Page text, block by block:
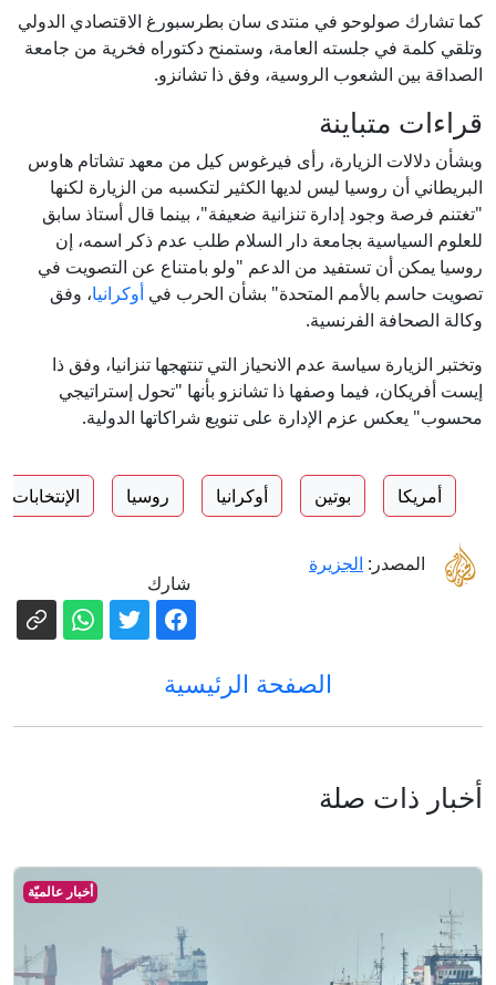
كما تشارك صولوحو في منتدى سان بطرسبورغ الاقتصادي الدولي
وتلقي كلمة في جلسته العامة، وستمنح دكتوراه فخرية من جامعة
الصداقة بين الشعوب الروسية، وفق ذا تشانزو.
قراءات متباينة
وبشأن دلالات الزيارة، رأى فيرغوس كيل من معهد تشاتام هاوس
البريطاني أن روسيا ليس لديها الكثير لتكسبه من الزيارة لكنها
"تغتنم فرصة وجود إدارة تنزانية ضعيفة"، بينما قال أستاذ سابق
للعلوم السياسية بجامعة دار السلام طلب عدم ذكر اسمه، إن
روسيا يمكن أن تستفيد من الدعم "ولو بامتناع عن التصويت في
تصويت حاسم بالأمم المتحدة" بشأن الحرب في أوكرانيا، وفق
وكالة الصحافة الفرنسية.
وتختبر الزيارة سياسة عدم الانحياز التي تنتهجها تنزانيا، وفق ذا
إيست أفريكان، فيما وصفها ذا تشانزو بأنها "تحول إستراتيجي
محسوب" يعكس عزم الإدارة على تنويع شراكاتها الدولية.
أمريكا بوتين أوكرانيا روسيا الإنتخابات
المصدر: الجزيرة
شارك
الصفحة الرئيسية
أخبار ذات صلة
أخبار عالميّة